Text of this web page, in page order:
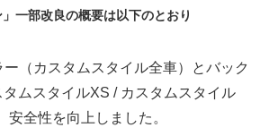
一部改良の概要は以下のとおり
ー（カスタムスタイル全車）とバック
ムスタイルXS / カスタムスタイル
安全性を向上しました。